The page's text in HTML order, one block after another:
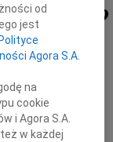
i Artur
i Adam
Jerzy
od
jest
Agora S.A.
na
cookie
i Agora S.A.
w każdej